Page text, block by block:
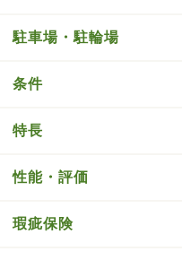
駐車場・駐輪場
条件
特長
性能・評価
瑕疵保険